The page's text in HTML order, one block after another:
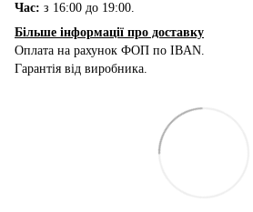
Час: з 16:00 до 19:00.
Більше інформації про доставку
Оплата на рахунок ФОП по IBAN.
Гарантія від виробника.